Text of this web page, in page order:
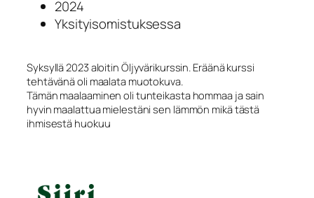
2024
Yksityisomistuksessa
Syksyllä 2023 aloitin Öljyvärikurssin. Eräänä kurssi
tehtävänä oli maalata muotokuva.
Tämän maalaaminen oli tunteikasta hommaa ja sain
hyvin maalattua mielestäni sen lämmön mikä tästä
ihmisestä huokuu